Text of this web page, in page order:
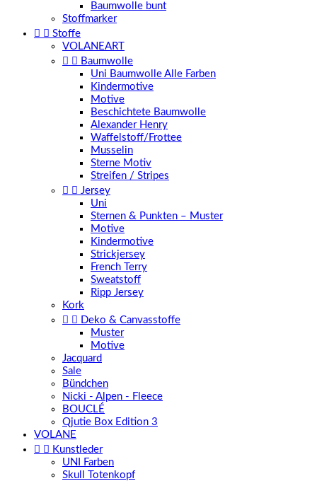
Baumwolle bunt
Stoffmarker
  Stoffe
VOLANEART
  Baumwolle
Uni Baumwolle Alle Farben
Kindermotive
Motive
Beschichtete Baumwolle
Alexander Henry
Waffelstoff/Frottee
Musselin
Sterne Motiv
Streifen / Stripes
  Jersey
Uni
Sternen & Punkten – Muster
Motive
Kindermotive
Strickjersey
French Terry
Sweatstoff
Ripp Jersey
Kork
  Deko & Canvasstoffe
Muster
Motive
Jacquard
Sale
Bündchen
Nicki - Alpen - Fleece
BOUCLÉ
Qjutie Box Edition 3
VOLANE
  Kunstleder
UNI Farben
Skull Totenkopf